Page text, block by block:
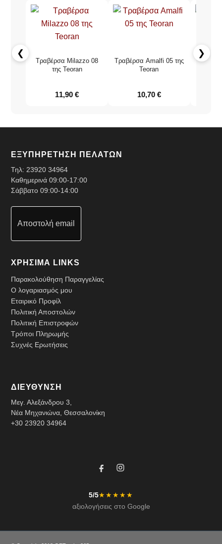
❮
Τραβέρσα Milazzo 08
της Teoran
11,90€
Τραβέρσα Amalfi 05 της
Teoran
10,70 €
❯
ΕΞΥΠΗΡΕΤΗΣΗ ΠΕΛΑΤΩΝ
Τηλ: 23920 34964
Καθημερινά 09:00-17:00
Σάββατο 09:00-14:00
Αποστολή email
ΧΡΗΣΙΜΑ LINKS
Παρακολούθηση Παραγγελίας
Ο λογαριασμός μου
Εταιρικό Προφίλ
Πολιτική Αποστολών
Πολιτική Επιστροφών
Τρόποι Πληρωμής
Συχνές Ερωτήσεις
ΔΙΕΥΘΥΝΣΗ
Μεγ. Αλεξάνδρου 3,
Νέα Μηχανιώνα, Θεσσαλονίκη
+30 23920 34964
5/5★★★★★
αξιολογήσεις στο Google